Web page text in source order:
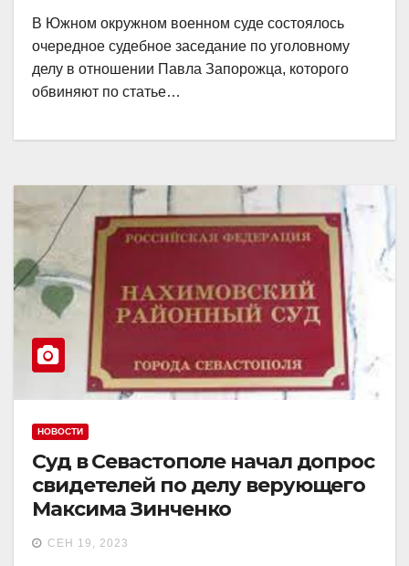
В Южном окружном военном суде состоялось
очередное судебное заседание по уголовному
делу в отношении Павла Запорожца, которого
обвиняют по статье…
НОВОСТИ
Суд в Севастополе начал допрос
свидетелей по делу верующего
Максима Зинченко
СЕН 19, 2023